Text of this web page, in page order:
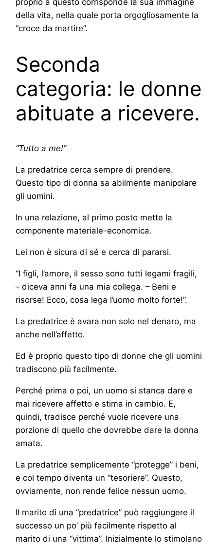
della vita, nella quale porta orgogliosamente la
“croce da martire”.
Seconda
categoria: le donne
abituate a ricevere.
“Tutto a me!”
La predatrice cerca sempre di prendere.
Questo tipo di donna sa abilmente manipolare
gli uomini.
In una relazione, al primo posto mette la
componente materiale-economica.
Lei non è sicura di sé e cerca di pararsi.
“I figli, l’amore, il sesso sono tutti legami fragili,
– diceva anni fa una mia collega. – Beni e
risorse! Ecco, cosa lega l’uomo molto forte!”.
La predatrice è avara non solo nel denaro, ma
anche nell’affetto.
Ed è proprio questo tipo di donne che gli uomini
tradiscono più facilmente.
Perché prima o poi, un uomo si stanca dare e
mai ricevere affetto e stima in cambio. E,
quindi, tradisce perché vuole ricevere una
porzione di quello che dovrebbe dare la donna
amata.
La predatrice semplicemente “protegge” i beni,
e col tempo diventa un “tesoriere”. Questo,
ovviamente, non rende felice nessun uomo.
Il marito di una “predatrice” può raggiungere il
successo un po’ più facilmente rispetto al
marito di una “vittima”. Inizialmente lo stimolano